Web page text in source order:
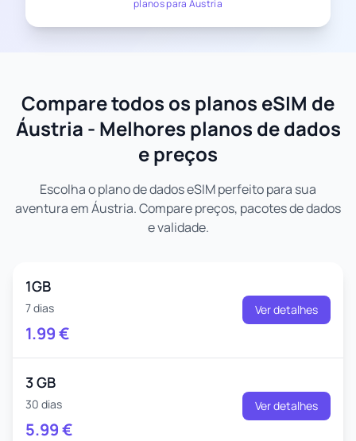
planos para Áustria
Compare todos os planos eSIM de
Áustria - Melhores planos de dados
e preços
Escolha o plano de dados eSIM perfeito para sua
aventura em Áustria. Compare preços, pacotes de dados
e validade.
1GB
7 dias
1.99€
Ver detalhes
3 GB
30 dias
5.99€
Ver detalhes